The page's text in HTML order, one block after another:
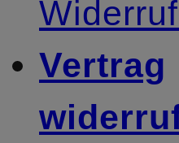
Vertrag